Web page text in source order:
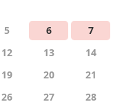
5 6 7
12 13 14
19 20 21
26 27 28